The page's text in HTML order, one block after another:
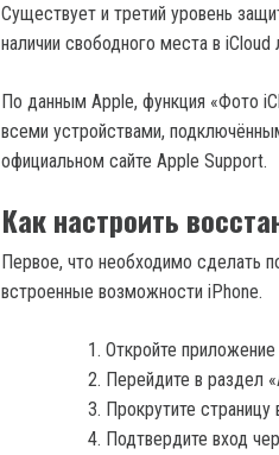
Существует и третий уровень
наличии свободного места в
По данным Apple, функция «Фото
всеми устройствами,
официальном сайте Apple Support.
Как настроить
Первое, что необходимо сделать
встроенные возможности iPhone.
Откройте
Перейдите в раздел
Прокрутите
Подтвердите вход